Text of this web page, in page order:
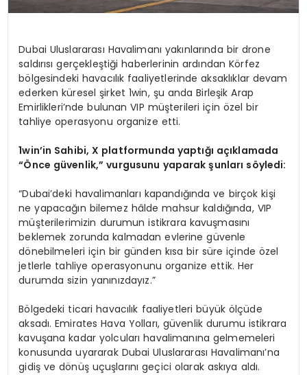
Dubai Uluslararası Havalimanı yakınlarında bir drone
saldırısı gerçekleştiği haberlerinin ardından Körfez
bölgesindeki havacılık faaliyetlerinde aksaklıklar devam
ederken küresel şirket 1win, şu anda Birleşik Arap
Emirlikleri’nde bulunan VIP müşterileri için özel bir
tahliye operasyonu organize etti.
1win’in Sahibi, X platformunda yaptığı açıklamada
“Önce güvenlik,” vurgusunu yaparak şunları söyledi:
“Dubai’deki havalimanları kapandığında ve birçok kişi
ne yapacağın bilemez hâlde mahsur kaldığında, VIP
müşterilerimizin durumun istikrara kavuşmasını
beklemek zorunda kalmadan evlerine güvenle
dönebilmeleri için bir günden kısa bir süre içinde özel
jetlerle tahliye operasyonunu organize ettik. Her
durumda sizin yanınızdayız.”
Bölgedeki ticari havacılık faaliyetleri büyük ölçüde
aksadı. Emirates Hava Yolları, güvenlik durumu istikrara
kavuşana kadar yolcuları havalimanına gelmemeleri
konusunda uyararak Dubai Uluslararası Havalimanı’na
gidiş ve dönüş uçuşlarını geçici olarak askıya aldı.